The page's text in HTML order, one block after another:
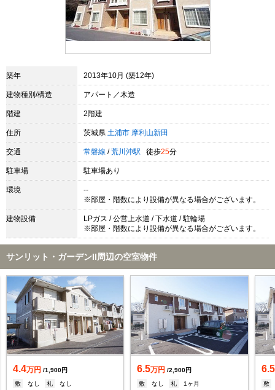
築年 2013年10月 (築12年)
建物種別/構造 アパート／木造
階建 2階建
住所 茨城県 土浦市 摩利山新田
交通 常磐線 / 荒川沖駅 徒歩25分
駐車場 駐車場あり
環境
--
※部屋・階数により設備が異なる場合がございます。
建物設備
LPガス / 公営上水道 / 下水道 / 駐輪場
※部屋・階数により設備が異なる場合がございます。
サンリット・ガーデンII周辺の空室物件
4.4万円 /1,900円
敷
なし 礼
なし
6.5万円 /2,900円
敷
なし 礼
1ヶ月
6.5
敷